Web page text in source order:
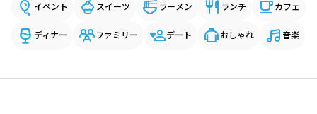
イベント スイーツ ラーメン ランチ カフェ
ディナー ファミリー デート おしゃれ 音楽